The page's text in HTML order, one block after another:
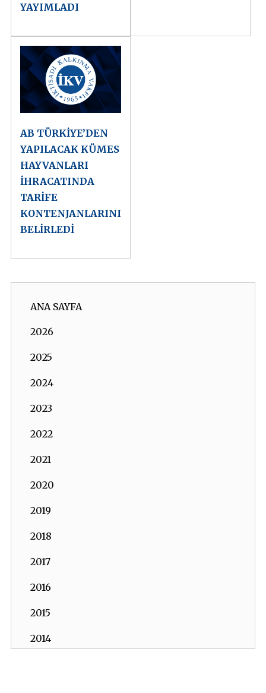
YAYIMLADI
AB TÜRKİYE’DEN
YAPILACAK KÜMES
HAYVANLARI
İHRACATINDA
TARİFE
KONTENJANLARINI
BELİRLEDİ
ANA SAYFA
2026
2025
2024
2023
2022
2021
2020
2019
2018
2017
2016
2015
2014